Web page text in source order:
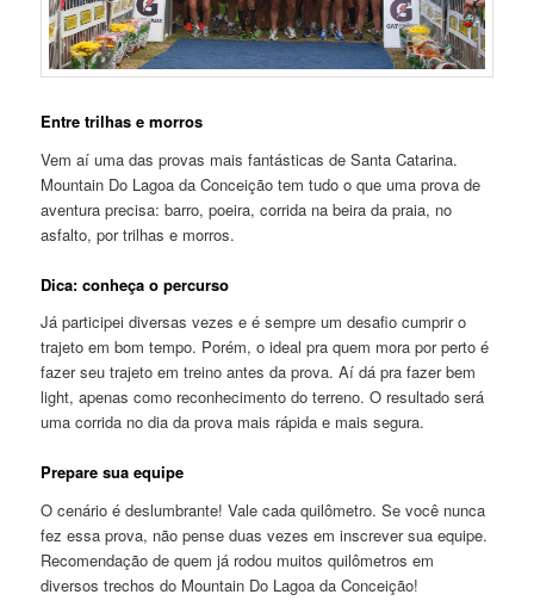
Entre trilhas e morros
Vem aí uma das provas mais fantásticas de Santa Catarina.
Mountain Do Lagoa da Conceição tem tudo o que uma prova de
aventura precisa: barro, poeira, corrida na beira da praia, no
asfalto, por trilhas e morros.
Dica: conheça o percurso
Já participei diversas vezes e é sempre um desafio cumprir o
trajeto em bom tempo. Porém, o ideal pra quem mora por perto é
fazer seu trajeto em treino antes da prova. Aí dá pra fazer bem
light, apenas como reconhecimento do terreno. O resultado será
uma corrida no dia da prova mais rápida e mais segura.
Prepare sua equipe
O cenário é deslumbrante! Vale cada quilômetro. Se você nunca
fez essa prova, não pense duas vezes em inscrever sua equipe.
Recomendação de quem já rodou muitos quilômetros em
diversos trechos do Mountain Do Lagoa da Conceição!